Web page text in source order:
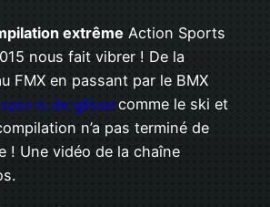
extrême Action Sports
nous fait vibrer ! De la
FMX en passant par le BMX
sports de glisse comme le ski et
n’a pas terminé de
! Une vidéo de la chaîne